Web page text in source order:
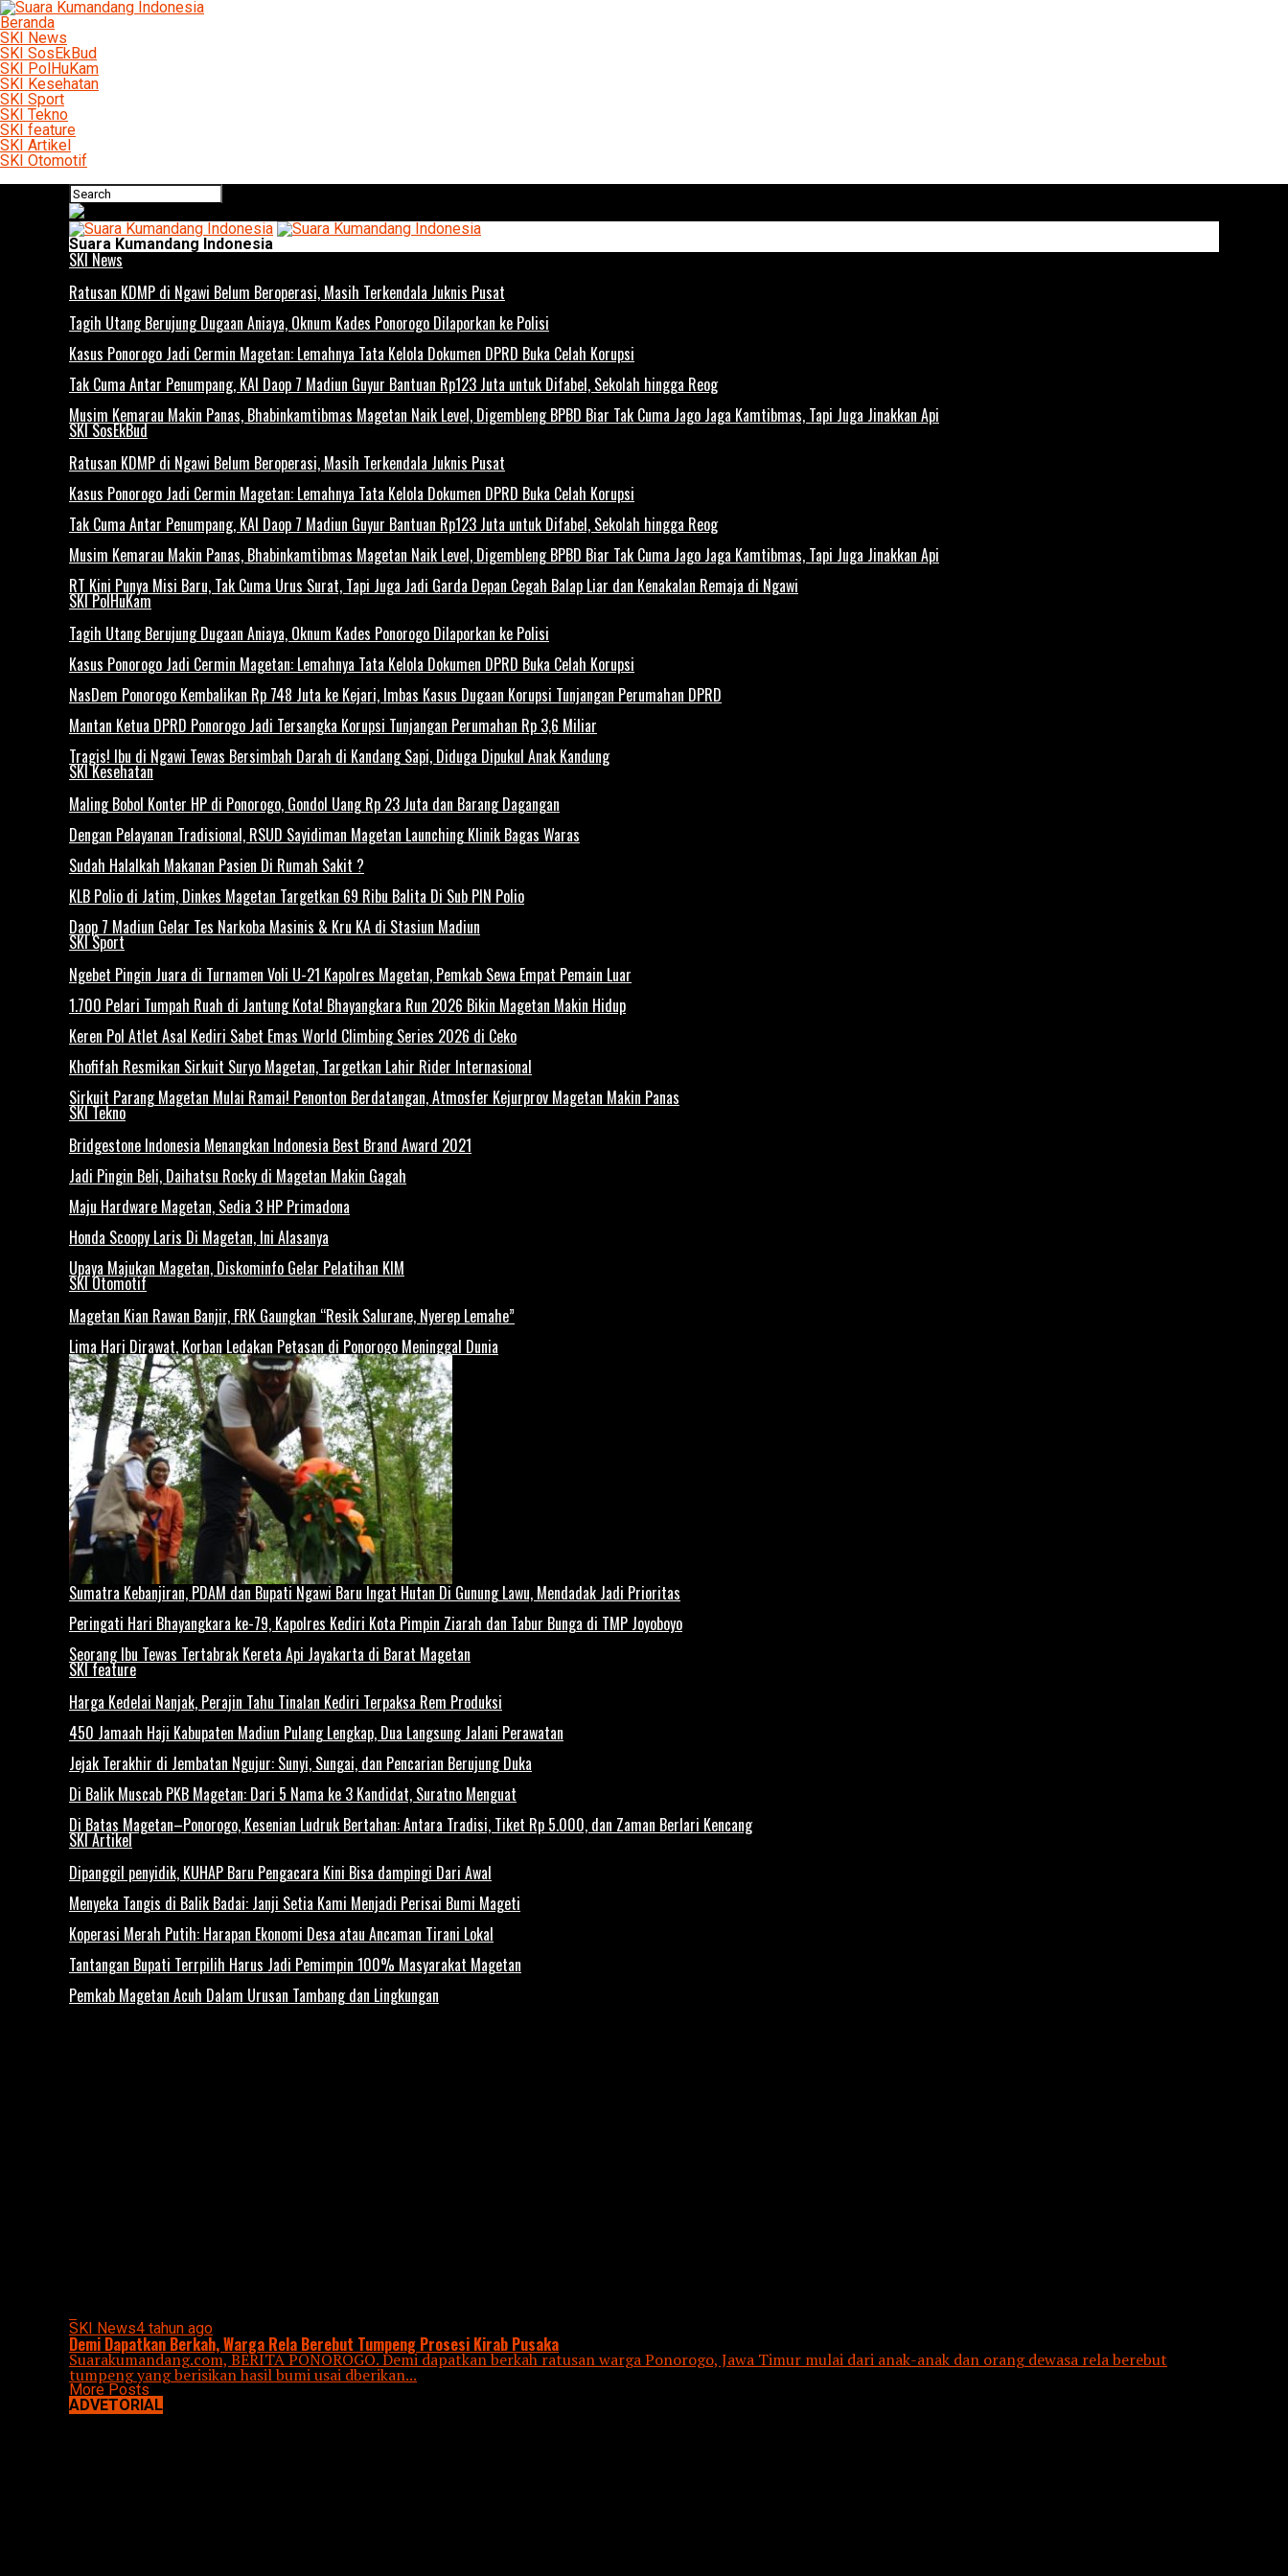
Beranda
SKI News
SKI SosEkBud
SKI PolHuKam
SKI Kesehatan
SKI Sport
SKI Tekno
SKI feature
SKI Artikel
SKI Otomotif
Suara Kumandang Indonesia
SKI News
Ratusan KDMP di Ngawi Belum Beroperasi, Masih Terkendala Juknis Pusat
Tagih Utang Berujung Dugaan Aniaya, Oknum Kades Ponorogo Dilaporkan ke Polisi
Kasus Ponorogo Jadi Cermin Magetan: Lemahnya Tata Kelola Dokumen DPRD Buka Celah Korupsi
Tak Cuma Antar Penumpang, KAI Daop 7 Madiun Guyur Bantuan Rp123 Juta untuk Difabel, Sekolah hingga Reog
Musim Kemarau Makin Panas, Bhabinkamtibmas Magetan Naik Level, Digembleng BPBD Biar Tak Cuma Jago Jaga Kamtibmas, Tapi Juga Jinakkan Api
SKI SosEkBud
Ratusan KDMP di Ngawi Belum Beroperasi, Masih Terkendala Juknis Pusat
Kasus Ponorogo Jadi Cermin Magetan: Lemahnya Tata Kelola Dokumen DPRD Buka Celah Korupsi
Tak Cuma Antar Penumpang, KAI Daop 7 Madiun Guyur Bantuan Rp123 Juta untuk Difabel, Sekolah hingga Reog
Musim Kemarau Makin Panas, Bhabinkamtibmas Magetan Naik Level, Digembleng BPBD Biar Tak Cuma Jago Jaga Kamtibmas, Tapi Juga Jinakkan Api
RT Kini Punya Misi Baru, Tak Cuma Urus Surat, Tapi Juga Jadi Garda Depan Cegah Balap Liar dan Kenakalan Remaja di Ngawi
SKI PolHuKam
Tagih Utang Berujung Dugaan Aniaya, Oknum Kades Ponorogo Dilaporkan ke Polisi
Kasus Ponorogo Jadi Cermin Magetan: Lemahnya Tata Kelola Dokumen DPRD Buka Celah Korupsi
NasDem Ponorogo Kembalikan Rp 748 Juta ke Kejari, Imbas Kasus Dugaan Korupsi Tunjangan Perumahan DPRD
Mantan Ketua DPRD Ponorogo Jadi Tersangka Korupsi Tunjangan Perumahan Rp 3,6 Miliar
Tragis! Ibu di Ngawi Tewas Bersimbah Darah di Kandang Sapi, Diduga Dipukul Anak Kandung
SKI Kesehatan
Maling Bobol Konter HP di Ponorogo, Gondol Uang Rp 23 Juta dan Barang Dagangan
Dengan Pelayanan Tradisional, RSUD Sayidiman Magetan Launching Klinik Bagas Waras
Sudah Halalkah Makanan Pasien Di Rumah Sakit ?
KLB Polio di Jatim, Dinkes Magetan Targetkan 69 Ribu Balita Di Sub PIN Polio
Daop 7 Madiun Gelar Tes Narkoba Masinis & Kru KA di Stasiun Madiun
SKI Sport
Ngebet Pingin Juara di Turnamen Voli U-21 Kapolres Magetan, Pemkab Sewa Empat Pemain Luar
1.700 Pelari Tumpah Ruah di Jantung Kota! Bhayangkara Run 2026 Bikin Magetan Makin Hidup
Keren Pol Atlet Asal Kediri Sabet Emas World Climbing Series 2026 di Ceko
Khofifah Resmikan Sirkuit Suryo Magetan, Targetkan Lahir Rider Internasional
Sirkuit Parang Magetan Mulai Ramai! Penonton Berdatangan, Atmosfer Kejurprov Magetan Makin Panas
SKI Tekno
Bridgestone Indonesia Menangkan Indonesia Best Brand Award 2021
Jadi Pingin Beli, Daihatsu Rocky di Magetan Makin Gagah
Maju Hardware Magetan, Sedia 3 HP Primadona
Honda Scoopy Laris Di Magetan, Ini Alasanya
Upaya Majukan Magetan, Diskominfo Gelar Pelatihan KIM
SKI Otomotif
Magetan Kian Rawan Banjir, FRK Gaungkan “Resik Salurane, Nyerep Lemahe”
Lima Hari Dirawat, Korban Ledakan Petasan di Ponorogo Meninggal Dunia
Sumatra Kebanjiran, PDAM dan Bupati Ngawi Baru Ingat Hutan Di Gunung Lawu, Mendadak Jadi Prioritas
Peringati Hari Bhayangkara ke-79, Kapolres Kediri Kota Pimpin Ziarah dan Tabur Bunga di TMP Joyoboyo
Seorang Ibu Tewas Tertabrak Kereta Api Jayakarta di Barat Magetan
SKI feature
Harga Kedelai Nanjak, Perajin Tahu Tinalan Kediri Terpaksa Rem Produksi
450 Jamaah Haji Kabupaten Madiun Pulang Lengkap, Dua Langsung Jalani Perawatan
Jejak Terakhir di Jembatan Ngujur: Sunyi, Sungai, dan Pencarian Berujung Duka
Di Balik Muscab PKB Magetan: Dari 5 Nama ke 3 Kandidat, Suratno Menguat
Di Batas Magetan–Ponorogo, Kesenian Ludruk Bertahan: Antara Tradisi, Tiket Rp 5.000, dan Zaman Berlari Kencang
SKI Artikel
Dipanggil penyidik, KUHAP Baru Pengacara Kini Bisa dampingi Dari Awal
Menyeka Tangis di Balik Badai: Janji Setia Kami Menjadi Perisai Bumi Mageti
Koperasi Merah Putih: Harapan Ekonomi Desa atau Ancaman Tirani Lokal
Tantangan Bupati Terrpilih Harus Jadi Pemimpin 100% Masyarakat Magetan
Pemkab Magetan Acuh Dalam Urusan Tambang dan Lingkungan
SKI News4 tahun ago
Demi Dapatkan Berkah, Warga Rela Berebut Tumpeng Prosesi Kirab Pusaka
Suarakumandang.com, BERITA PONOROGO. Demi dapatkan berkah ratusan warga Ponorogo, Jawa Timur mulai dari anak-anak dan orang dewasa rela berebut
tumpeng yang berisikan hasil bumi usai dberikan...
More Posts
ADVETORIAL